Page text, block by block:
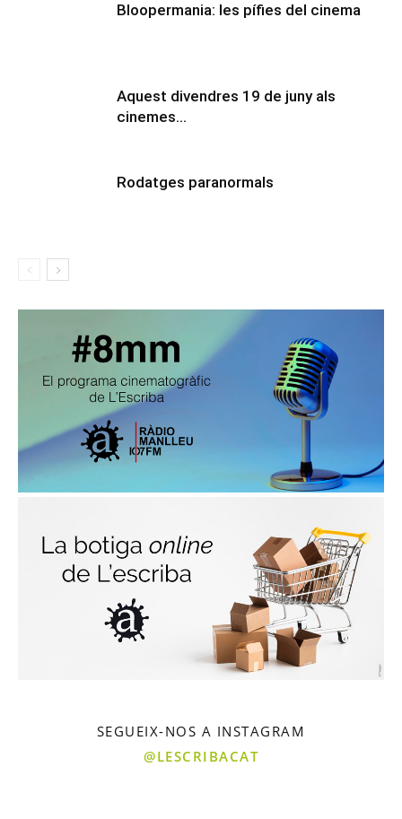
Bloopermania: les pífies del cinema
Aquest divendres 19 de juny als
cinemes…
Rodatges paranormals
SEGUEIX-NOS A INSTAGRAM
@LESCRIBACAT